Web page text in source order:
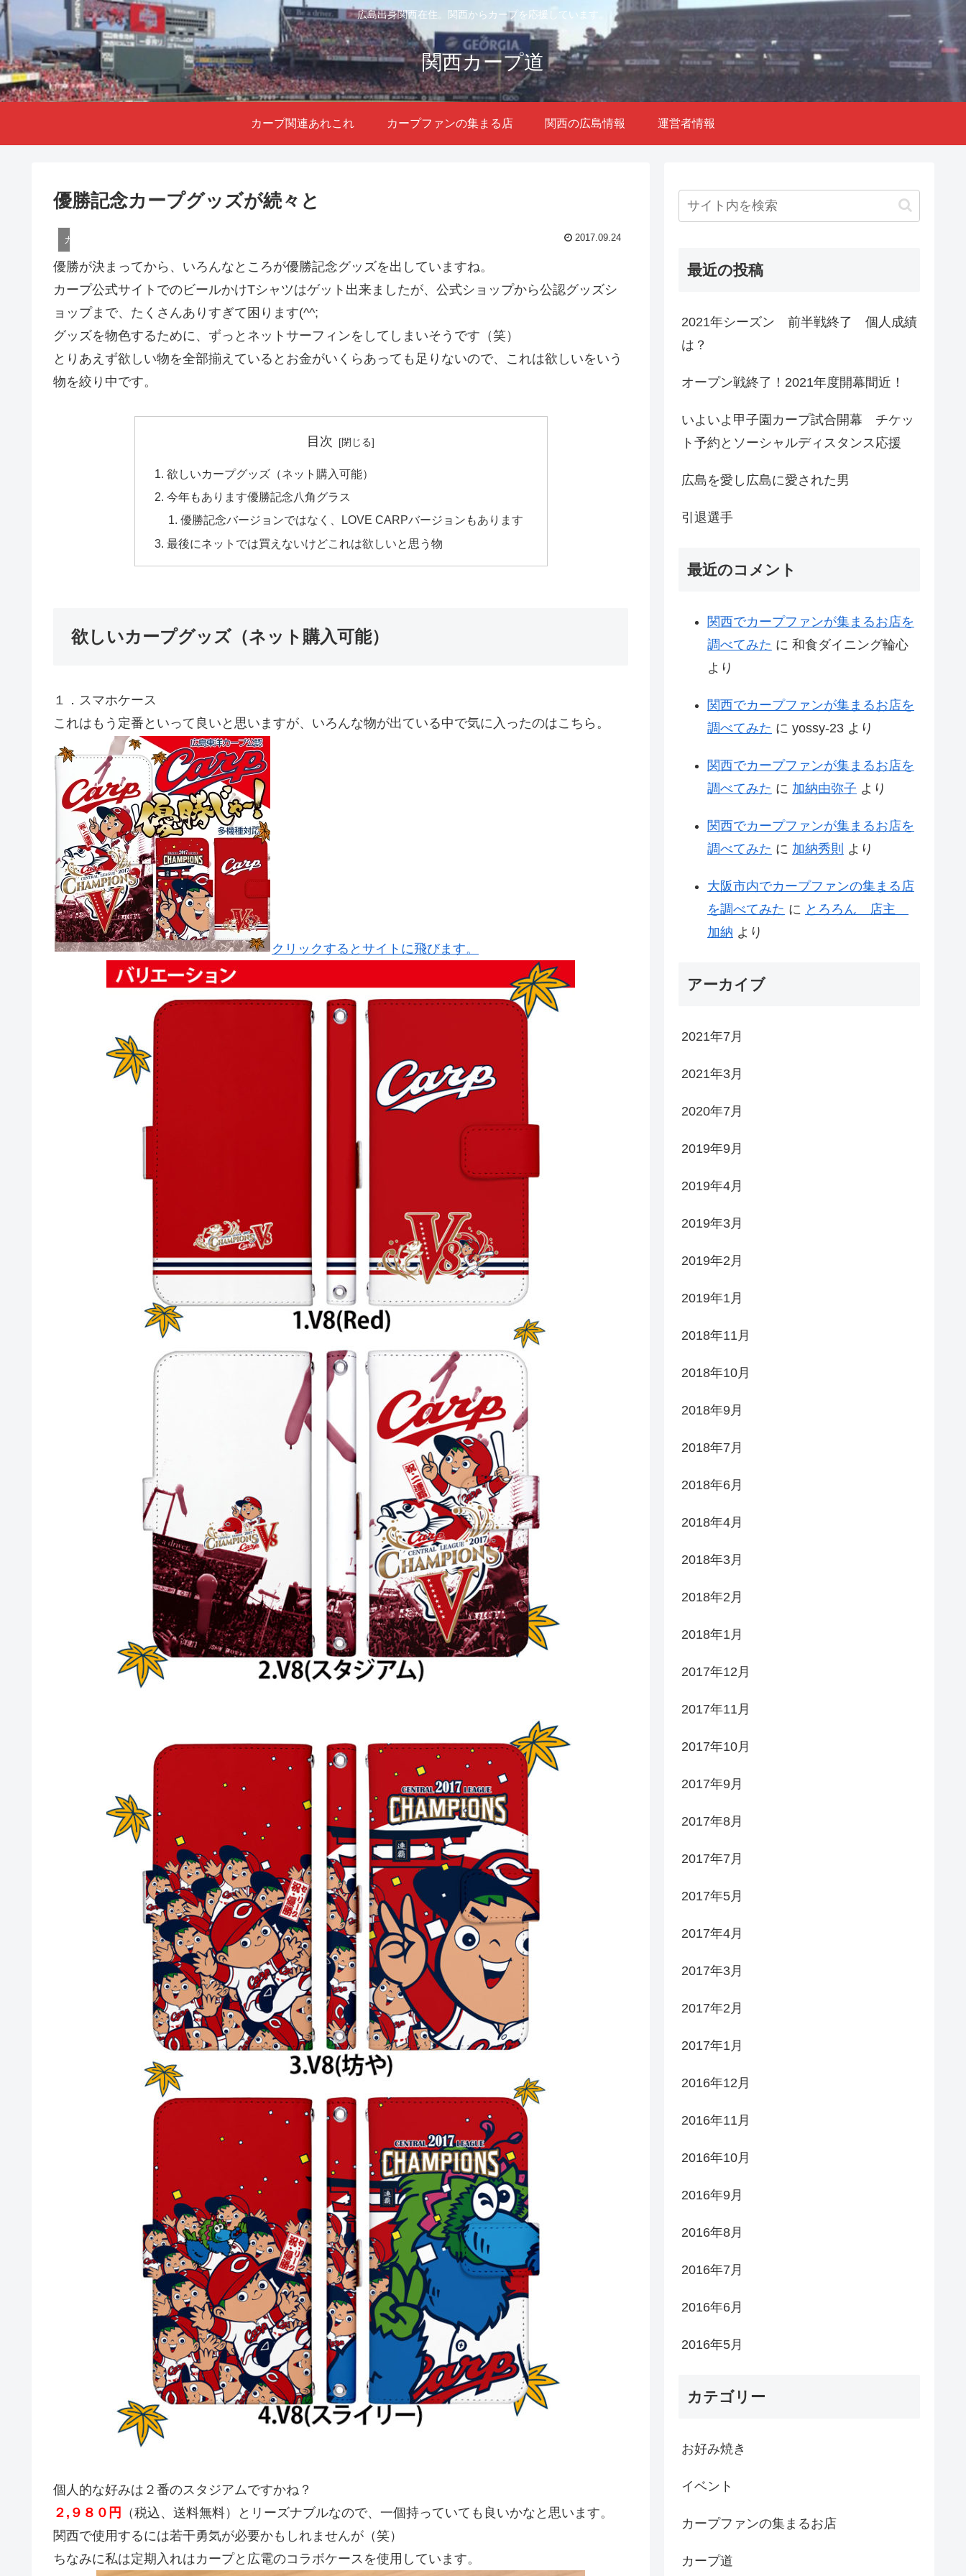
広島出身関西在住。関西からカープを応援しています。
関西カープ道
カープ関連あれこれ カープファンの集まる店 関西の広島情報 運営者情報
優勝記念カープグッズが続々と
カープ関連 2017.09.24
優勝が決まってから、いろんなところが優勝記念グッズを出していますね。
カープ公式サイトでのビールかけTシャツはゲット出来ましたが、公式ショップから公認グッズシ
ョップまで、たくさんありすぎて困ります(^^;
グッズを物色するために、ずっとネットサーフィンをしてしまいそうです（笑）
とりあえず欲しい物を全部揃えているとお金がいくらあっても足りないので、これは欲しいをいう
物を絞り中です。
目次
欲しいカープグッズ（ネット購入可能）
今年もあります優勝記念八角グラス
優勝記念バージョンではなく、LOVE CARPバージョンもあります
最後にネットでは買えないけどこれは欲しいと思う物
欲しいカープグッズ（ネット購入可能）
１．スマホケース
これはもう定番といって良いと思いますが、いろんな物が出ている中で気に入ったのはこちら。
クリックするとサイトに飛びます。
個人的な好みは２番のスタジアムですかね？
２,９８０円
（税込、送料無料）とリーズナブルなので、一個持っていても良いかなと思います。
関西で使用するには若干勇気が必要かもしれませんが（笑）
ちなみに私は定期入れはカープと広電のコラボケースを使用しています。
最近の投稿
2021年シーズン 前半戦終了 個人成績
は？
オープン戦終了！2021年度開幕間近！
いよいよ甲子園カープ試合開幕 チケッ
ト予約とソーシャルディスタンス応援
広島を愛し広島に愛された男
引退選手
最近のコメント
関西でカープファンが集まるお店を
調べてみた に 和食ダイニング輪心
より
関西でカープファンが集まるお店を
調べてみた に yossy-23 より
関西でカープファンが集まるお店を
調べてみた に 加納由弥子 より
関西でカープファンが集まるお店を
調べてみた に 加納秀則 より
大阪市内でカープファンの集まる店
を調べてみた に とろろん 店主
加納 より
アーカイブ
2021年7月
2021年3月
2020年7月
2019年9月
2019年4月
2019年3月
2019年2月
2019年1月
2018年11月
2018年10月
2018年9月
2018年7月
2018年6月
2018年4月
2018年3月
2018年2月
2018年1月
2017年12月
2017年11月
2017年10月
2017年9月
2017年8月
2017年7月
2017年5月
2017年4月
2017年3月
2017年2月
2017年1月
2016年12月
2016年11月
2016年10月
2016年9月
2016年8月
2016年7月
2016年6月
2016年5月
カテゴリー
お好み焼き
イベント
カープファンの集まるお店
カープ道